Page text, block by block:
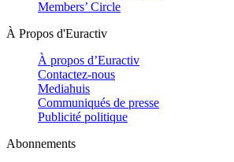
Members’ Circle
À Propos d'Euractiv
À propos d’Euractiv
Contactez-nous
Mediahuis
Communiqués de presse
Publicité politique
Abonnements